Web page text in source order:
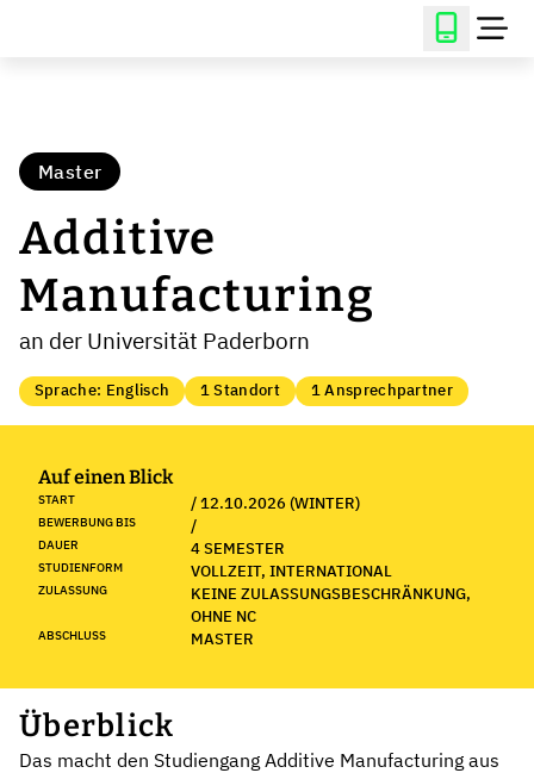
Master
Additive
Manufacturing
an der Universität Paderborn
Sprache: Englisch 1 Standort 1 Ansprechpartner
Auf einen Blick
START / 12.10.2026 (WINTER)
BEWERBUNG BIS /
DAUER 4 SEMESTER
STUDIENFORM VOLLZEIT, INTERNATIONAL
ZULASSUNG
KEINE ZULASSUNGSBESCHRÄNKUNG,
OHNE NC
ABSCHLUSS MASTER
Überblick
Das macht den Studiengang Additive Manufacturing aus